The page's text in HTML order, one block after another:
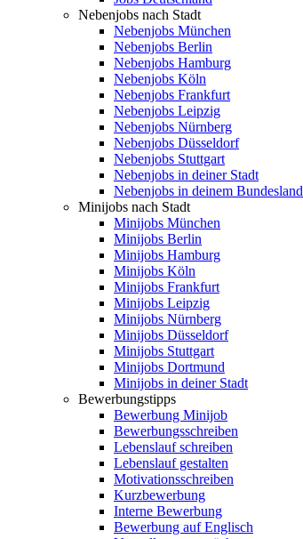
Nebenjobs nach Stadt
Nebenjobs München
Nebenjobs Berlin
Nebenjobs Hamburg
Nebenjobs Köln
Nebenjobs Frankfurt
Nebenjobs Leipzig
Nebenjobs Nürnberg
Nebenjobs Düsseldorf
Nebenjobs Stuttgart
Nebenjobs in deiner Stadt
Nebenjobs in deinem Bundesland
Minijobs nach Stadt
Minijobs München
Minijobs Berlin
Minijobs Hamburg
Minijobs Köln
Minijobs Frankfurt
Minijobs Leipzig
Minijobs Nürnberg
Minijobs Düsseldorf
Minijobs Stuttgart
Minijobs Dortmund
Minijobs in deiner Stadt
Bewerbungstipps
Bewerbung Minijob
Bewerbungsschreiben
Lebenslauf schreiben
Lebenslauf gestalten
Motivationsschreiben
Kurzbewerbung
Interne Bewerbung
Bewerbung auf Englisch